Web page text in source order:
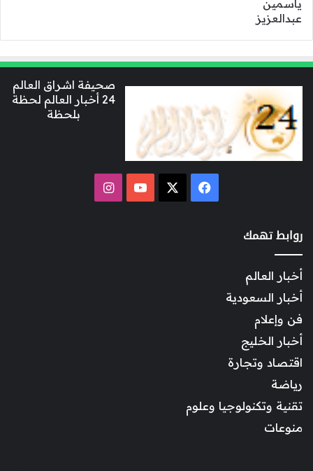
صحيفة اشراق العالم
24 أخبار العالم لحظة
بلحظة
فيسبوك ‫YouTubeانستقرام
روابط تهمك
أخبار العالم
أخبار السعودية
فن وإعلام
أخبار الخليج
اقتصاد وتجارة
رياضة
تقنية وتكنولوجيا وعلوم
منوعات